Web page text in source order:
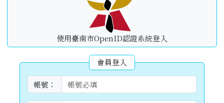
使用臺南市OpenID認證系統登入
會員登入
帳號：